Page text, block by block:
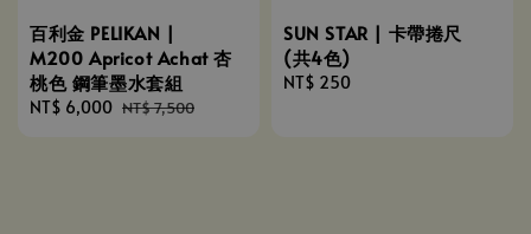
百利金 PELIKAN |
M200 Apricot Achat 杏
桃色 鋼筆墨水套組
Sale
NT$ 6,000 Regular
NT$ 7,500
SUN STAR | 卡帶捲尺
(共4色)
Regular
NT$ 250